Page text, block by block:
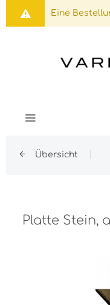
Eine
Übersicht
Platte Stein,